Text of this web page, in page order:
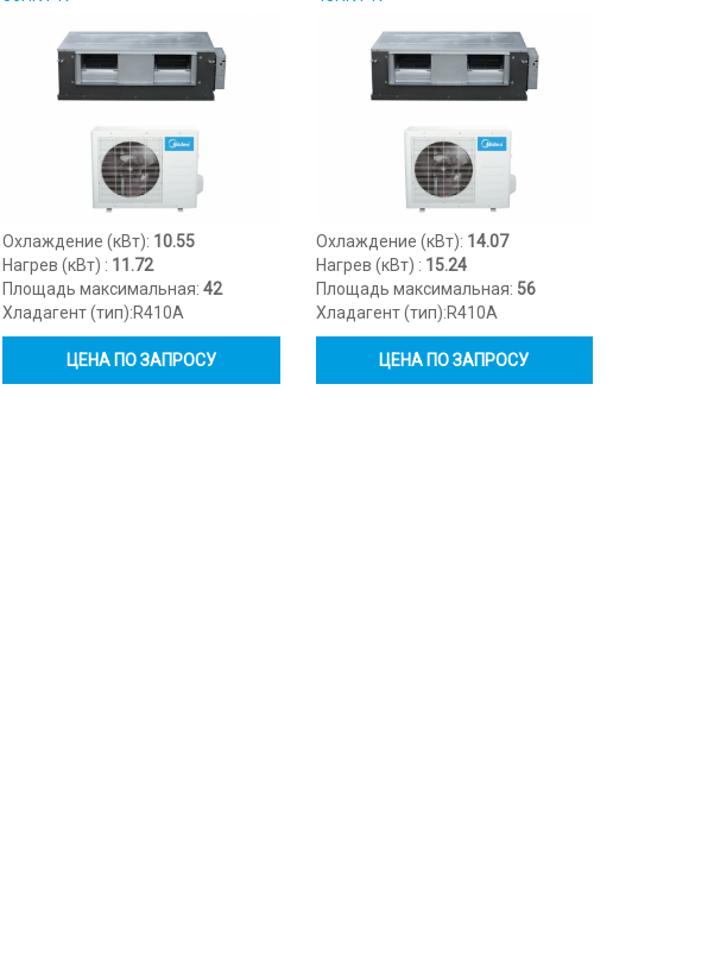
Охлаждение (кВт): 10.55
Нагрев (кВт) : 11.72
Площадь максимальная:42
Хладагент (тип):R410A
ЦЕНА ПО ЗАПРОСУ
Охлаждение (кВт): 14.07
Нагрев (кВт) : 15.24
Площадь максимальная: 56
Хладагент (тип):R410A
ЦЕНА ПО ЗАПРОСУ